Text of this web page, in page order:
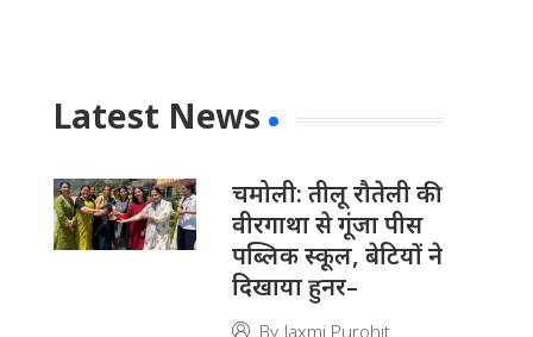
Latest News
चमोली: तीलू रौतेली की
वीरगाथा से गूंजा पीस
पब्लिक स्कूल, बेटियों ने
दिखाया हुनर–
By laxmi Purohit